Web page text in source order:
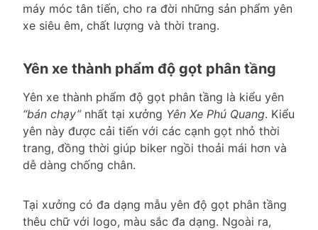
máy móc tân tiến, cho ra đời những sản phẩm yên
xe siêu êm, chất lượng và thời trang.
Yên xe thành phẩm độ gọt phân tầng
Yên xe thành phẩm độ gọt phân tầng là kiểu yên
“bán chạy”nhất tại xưởng Yên Xe Phú Quang. Kiểu
yên này được cải tiến với các cạnh gọt nhỏ thời
trang, đồng thời giúp biker ngồi thoải mái hơn và
dễ dàng chống chân.
Tại xưởng có đa dạng mẫu yên độ gọt phân tầng
thêu chữ với logo, màu sắc đa dạng. Ngoài ra,